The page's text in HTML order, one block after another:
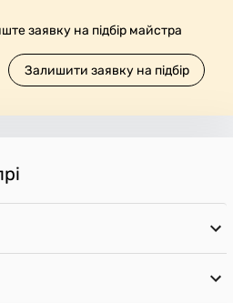
заявку на підбір майстра
Залишити заявку на підбір